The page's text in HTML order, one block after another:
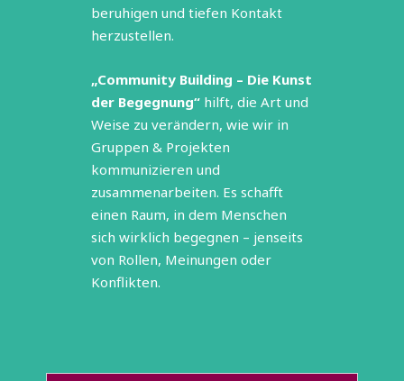
beruhigen und tiefen Kontakt
herzustellen.
„Community Building – Die Kunst
der Begegnung“ hilft, die Art und
Weise zu verändern, wie wir in
Gruppen & Projekten
kommunizieren und
zusammenarbeiten. Es schafft
einen Raum, in dem Menschen
sich wirklich begegnen – jenseits
von Rollen, Meinungen oder
Konflikten.